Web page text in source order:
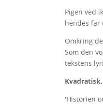
Pigen ved
hendes far
Omkring
Som den
tekstens
'Historien